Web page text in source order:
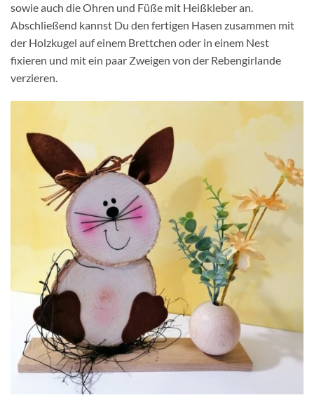
sowie auch die Ohren und Füße mit Heißkleber an.
Abschließend kannst Du den fertigen Hasen zusammen mit
der Holzkugel auf einem Brettchen oder in einem Nest
fixieren und mit ein paar Zweigen von der Rebengirlande
verzieren.